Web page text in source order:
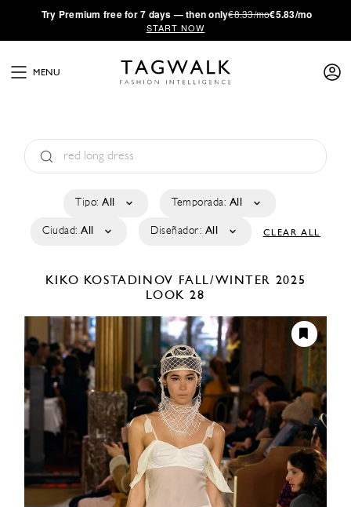
·Try Premium free for 7 days — then only€8.33/mo€5.83/mo
START NOW
MENU
Tipo: All Temporada: All
Ciudad: All Diseñador: All CLEAR ALL
KIKO KOSTADINOV
FALL/WINTER 2025
LOOK 28